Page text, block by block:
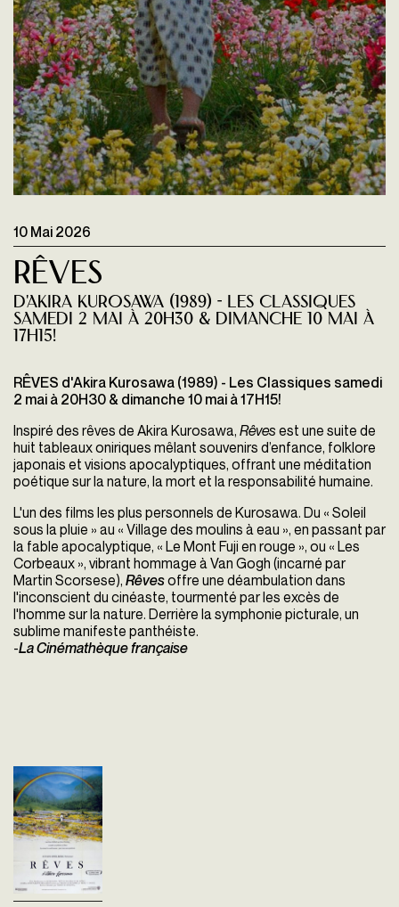
10 Mai 2026
Rêves
d'Akira Kurosawa (1989) - Les Classiques
samedi 2 mai à 20H30 & dimanche 10 mai à
17H15!
RÊVES d'Akira Kurosawa (1989) - Les Classiques samedi
2 mai à 20H30 & dimanche 10 mai à 17H15!
Inspiré des rêves de Akira Kurosawa, Rêves est une suite de
huit tableaux oniriques mêlant souvenirs d’enfance, folklore
japonais et visions apocalyptiques, offrant une méditation
poétique sur la nature, la mort et la responsabilité humaine.
L'un des films les plus personnels de Kurosawa. Du « Soleil
sous la pluie » au « Village des moulins à eau », en passant par
la fable apocalyptique, « Le Mont Fuji en rouge », ou « Les
Corbeaux », vibrant hommage à Van Gogh (incarné par
Martin Scorsese), Rêvesoffre une déambulation dans
l'inconscient du cinéaste, tourmenté par les excès de
l'homme sur la nature. Derrière la symphonie picturale, un
sublime manifeste panthéiste.
-La Cinémathèque française
vost - 119'
Inspiré des rêves de Akira
Kurosawa, Rêves est une
suite de huit tableaux
oniriques mêlant souvenirs
d’enfance, folklore japonais et...